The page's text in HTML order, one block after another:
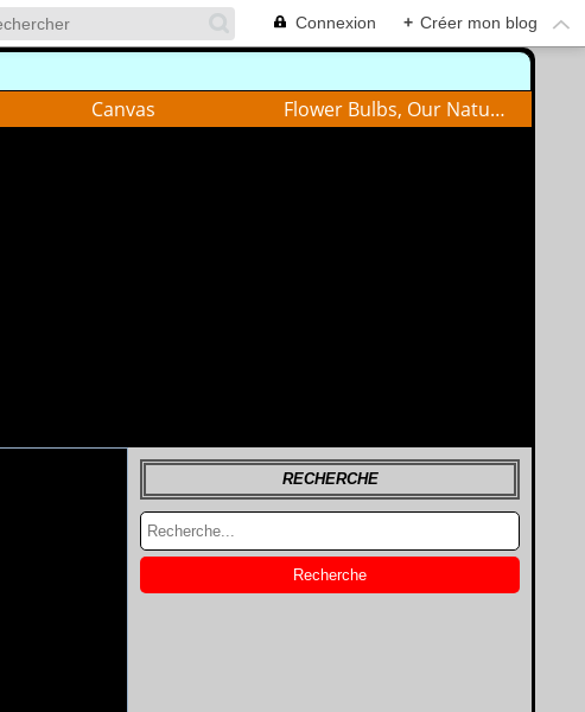
Connexion + Créer mon blog
Canvas Flower Bulbs, Our Nature
RECHERCHE